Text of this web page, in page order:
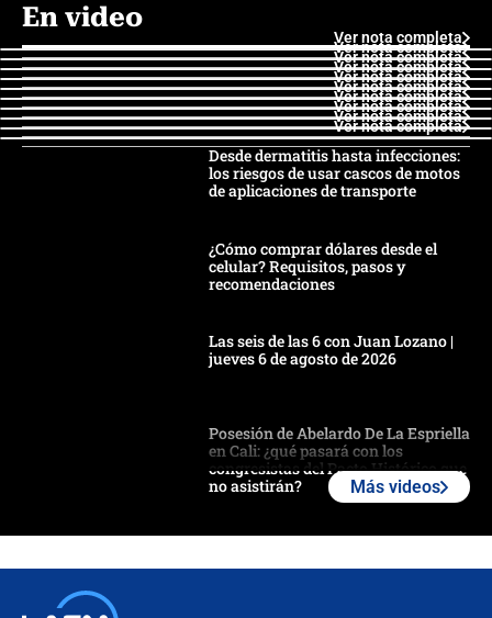
En video
Ver nota completa
Ver nota completa
Ver nota completa
Ver nota completa
Ver nota completa
Ver nota completa
Ver nota completa
Ver nota completa
Ver nota completa
Ver nota completa
Desde dermatitis hasta infecciones:
los riesgos de usar cascos de motos
de aplicaciones de transporte
¿Cómo comprar dólares desde el
celular? Requisitos, pasos y
recomendaciones
Las seis de las 6 con Juan Lozano |
jueves 6 de agosto de 2026
Posesión de Abelardo De La Espriella
en Cali: ¿qué pasará con los
congresistas del Pacto Histórico que
no asistirán?
Más videos